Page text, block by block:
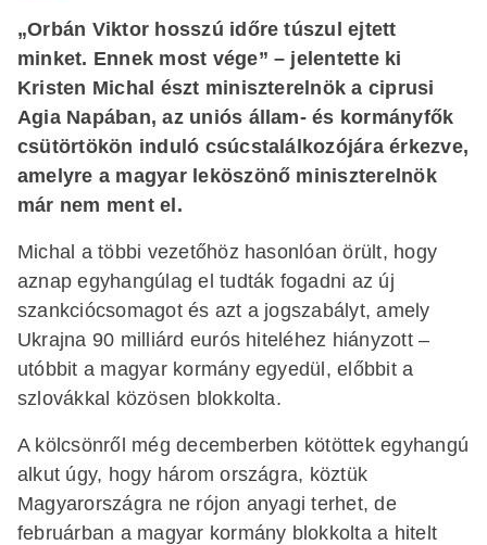
„Orbán Viktor hosszú időre túszul ejtett
minket. Ennek most vége” – jelentette ki
Kristen Michal észt miniszterelnök a ciprusi
Agia Napában, az uniós állam- és kormányfők
csütörtökön induló csúcstalálkozójára érkezve,
amelyre a magyar leköszönő miniszterelnök
már nem ment el.
Michal a többi vezetőhöz hasonlóan örült, hogy
aznap egyhangúlag el tudták fogadni az új
szankciócsomagot és azt a jogszabályt, amely
Ukrajna 90 milliárd eurós hiteléhez hiányzott –
utóbbit a magyar kormány egyedül, előbbit a
szlovákkal közösen blokkolta.
A kölcsönről még decemberben kötöttek egyhangú
alkut úgy, hogy három országra, köztük
Magyarországra ne rójon anyagi terhet, de
februárban a magyar kormány blokkolta a hitelt